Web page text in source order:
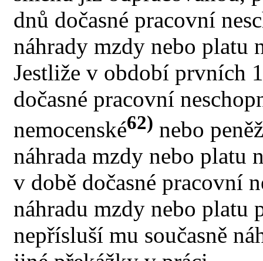
dnů dočasné pracovní
náhrady mzdy nebo platu
Jestliže v období prvních
dočasné pracovní
nemocenské62) nebo
náhrada mzdy nebo platu
v době dočasné pracovní
náhradu mzdy nebo platu
nepřísluší mu současně